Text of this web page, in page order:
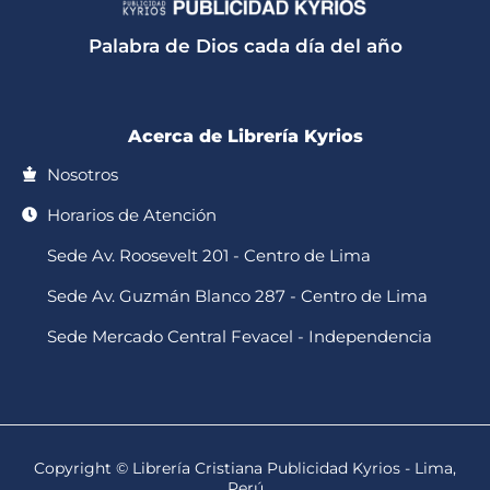
a
p
k o
k
g
a
b
Palabra de Dios cada día del año
Acerca de Librería Kyrios
Nosotros
Horarios de Atención
Sede Av. Roosevelt 201 - Centro de Lima
Sede Av. Guzmán Blanco 287 - Centro de Lima
Sede Mercado Central Fevacel - Independencia
Copyright © Librería Cristiana Publicidad Kyrios - Lima,